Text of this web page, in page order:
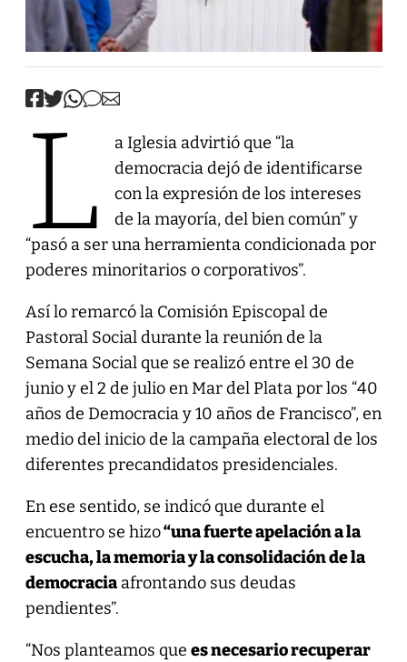
L
a Iglesia advirtió que “la
democracia dejó de identificarse
con la expresión de los intereses
de la mayoría, del bien común” y
“pasó a ser una herramienta condicionada por
poderes minoritarios o corporativos”.
Así lo remarcó la Comisión Episcopal de
Pastoral Social durante la reunión de la
Semana Social que se realizó entre el 30 de
junio y el 2 de julio en Mar del Plata por los “40
años de Democracia y 10 años de Francisco”, en
medio del inicio de la campaña electoral de los
diferentes precandidatos presidenciales.
En ese sentido, se indicó que durante el
encuentro se hizo“una fuerte apelación a la
escucha, la memoria y la consolidación de la
democraciaafrontando sus deudas
pendientes”.
“Nos planteamos que es necesario recuperar